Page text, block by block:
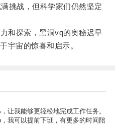
战，但科学家们仍然坚定
探索，黑洞vq的奥秘迟早
宇宙的惊喜和启示。
让我能够更轻松地完成工作任务。
我可以提前下班，有更多的时间陪